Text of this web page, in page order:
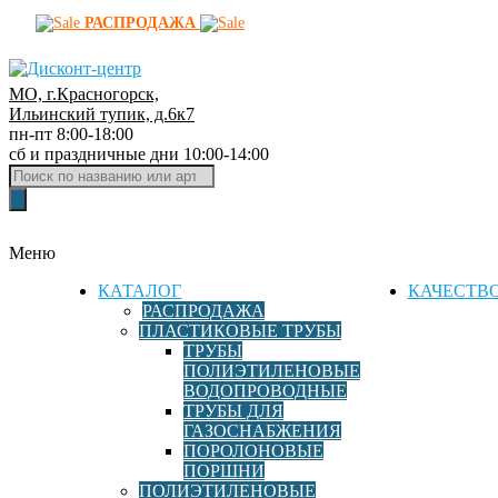
РАСПРОДАЖА
Д
и
с
к
о
т
МО, г.Красногорск,
Ильинский тупик, д.6к7
пн-пт 8:00-18:00
сб и праздничные дни 10:00-14:00
Поиск
товаров
Меню
КАТАЛОГ
РАСПРОДАЖА
ПЛАСТИКОВЫЕ ТРУБЫ
ТРУБЫ
ПОЛИЭТИЛЕНОВЫЕ
ВОДОПРОВОДНЫЕ
ТРУБЫ ДЛЯ
ГАЗОСНАБЖЕНИЯ
ПОРОЛОНОВЫЕ
ПОРШНИ
ПОЛИЭТИЛЕНОВЫЕ